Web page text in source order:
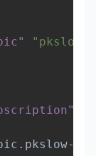
"pkslow-